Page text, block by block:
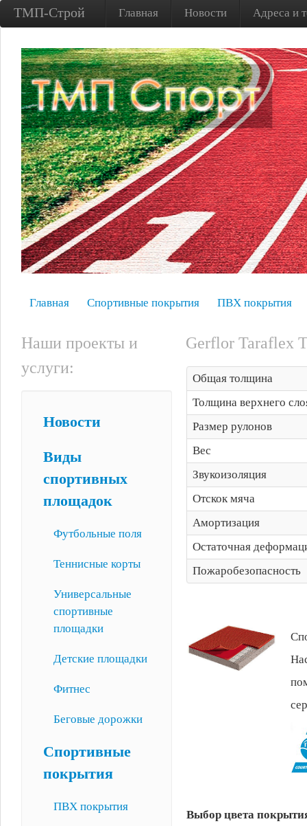
ТМП-Строй Главная Новости Адреса и
Главная Спортивные покрытия ПВХ покрытия
Наши проекты и
услуги:
Новости
Виды
спортивных
площадок
Футбольные поля
Теннисные корты
Универсальные
спортивные
площадки
Детские площадки
Фитнес
Беговые дорожки
Спортивные
покрытия
ПВХ покрытия
Gerflor Taraflex
Общая толщина
Толщина верхнего
Размер рулонов
Вес
Звукоизоляция
Отскок мяча
Амортизация
Остаточная
Пожаробезопасность
Выбор цвета